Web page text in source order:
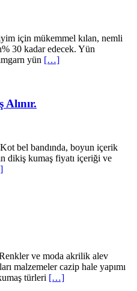
için mükemmel kılan, nemli
30 kadar edecek. Yün
yün […]
Alınır.
Kot bel bandında, boyun içerik
dikiş kumaş fiyatı içeriği ve
ve moda akrilik alev
malzemeler cazip hale yapımı
türleri […]